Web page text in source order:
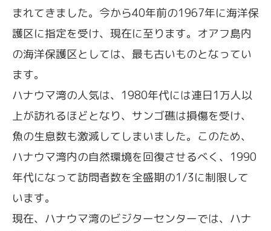
まれてきました。今から40年前の1967年に海洋保
護区に指定を受け、現在に至ります。オアフ島内
の海洋保護区としては、最も古いものとなってい
ます。
ハナウマ湾の人気は、1980年代には連日1万人以
上が訪れるほどとなり、サンゴ礁は損傷を受け、
魚の生息数も激減してしまいました。このため、
ハナウマ湾内の自然環境を回復させるべく、1990
年代になって訪問者数を全盛期の1/3に制限して
います。
現在、ハナウマ湾のビジターセンターでは、ハナ